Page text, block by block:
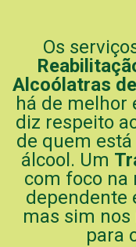
Os
Alcoólatras
há de melhor
diz respeito
de quem
álcool. Um
com foco na
dependente
mas sim
para